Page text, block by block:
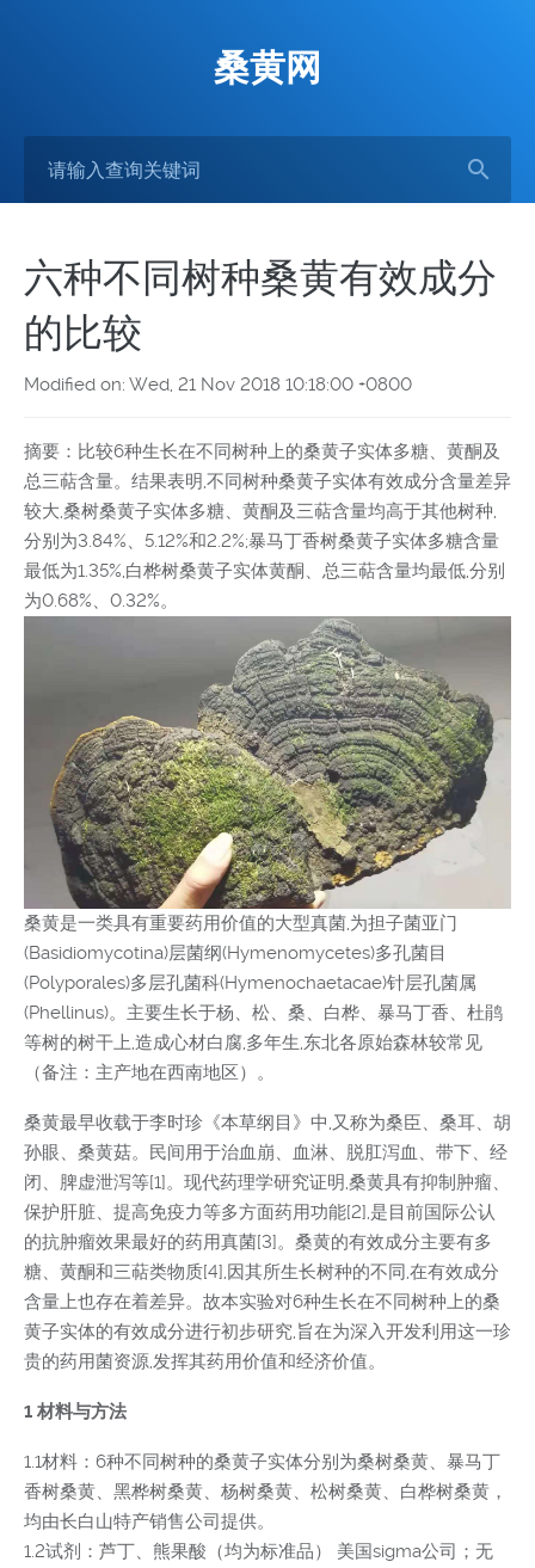
桑黄网
六种不同树种桑黄有效成分
的比较
Modified on: Wed, 21 Nov 2018 10:18:00 +0800
摘要：比较6种生长在不同树种上的桑黄子实体多糖、黄酮及
总三萜含量。结果表明,不同树种桑黄子实体有效成分含量差异
较大,桑树桑黄子实体多糖、黄酮及三萜含量均高于其他树种,
分别为3.84%、5.12%和2.2%;暴马丁香树桑黄子实体多糖含量
最低为1.35%,白桦树桑黄子实体黄酮、总三萜含量均最低,分别
为0.68%、0.32%。
桑黄是一类具有重要药用价值的大型真菌,为担子菌亚门
(Basidiomycotina)层菌纲(Hymenomycetes)多孔菌目
(Polyporales)多层孔菌科(Hymenochaetacae)针层孔菌属
(Phellinus)。主要生长于杨、松、桑、白桦、暴马丁香、杜鹃
等树的树干上,造成心材白腐,多年生,东北各原始森林较常见
（备注：主产地在西南地区）。
桑黄最早收载于李时珍《本草纲目》中,又称为桑臣、桑耳、胡
孙眼、桑黄菇。民间用于治血崩、血淋、脱肛泻血、带下、经
闭、脾虚泄泻等[1]。现代药理学研究证明,桑黄具有抑制肿瘤、
保护肝脏、提高免疫力等多方面药用功能[2],是目前国际公认
的抗肿瘤效果最好的药用真菌[3]。桑黄的有效成分主要有多
糖、黄酮和三萜类物质[4],因其所生长树种的不同,在有效成分
含量上也存在着差异。故本实验对6种生长在不同树种上的桑
黄子实体的有效成分进行初步研究,旨在为深入开发利用这一珍
贵的药用菌资源,发挥其药用价值和经济价值。
1 材料与方法
1.1材料：6种不同树种的桑黄子实体分别为桑树桑黄、暴马丁
香树桑黄、黑桦树桑黄、杨树桑黄、松树桑黄、白桦树桑黄，
均由长白山特产销售公司提供。
1.2试剂：芦丁、熊果酸（均为标准品） 美国sigma公司；无